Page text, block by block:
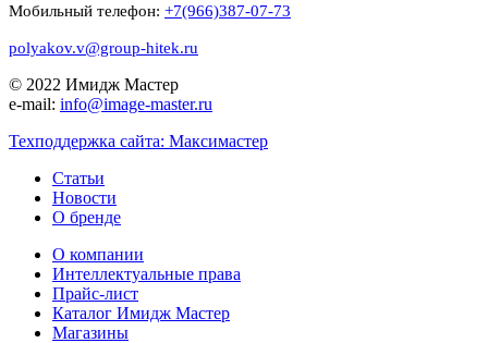
Мобильный телефон: +7(966)387-07-73
polyakov.v@group-hitek.ru
© 2022 Имидж Мастер
e-mail: info@image-master.ru
Техподдержка сайта: Максимастер
Статьи
Новости
О бренде
О компании
Интеллектуальные права
Прайс-лист
Каталог Имидж Мастер
Магазины